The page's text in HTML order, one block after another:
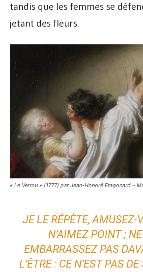
tandis que les femmes se
jetant des fleurs.
« Le Verrou » (1777) par Jean-Honoré Fragonard –
JE LE RÉPÈTE, AMUSEZ-
N’AIMEZ POINT ;
EMBARRASSEZ PAS
L’ÊTRE : CE N’EST PAS DE